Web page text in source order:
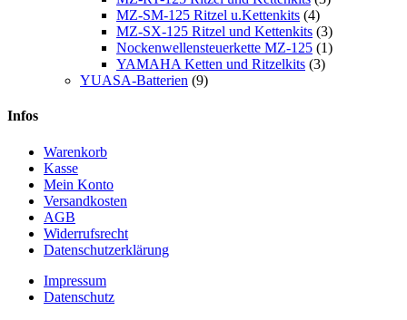
MZ-SM-125 Ritzel u.Kettenkits (4)
MZ-SX-125 Ritzel und Kettenkits (3)
Nockenwellensteuerkette MZ-125 (1)
YAMAHA Ketten und Ritzelkits (3)
YUASA-Batterien (9)
Infos
Warenkorb
Kasse
Mein Konto
Versandkosten
AGB
Widerrufsrecht
Datenschutzerklärung
Impressum
Datenschutz